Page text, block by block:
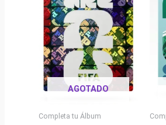
AGOTADO
Completa tu Álbum